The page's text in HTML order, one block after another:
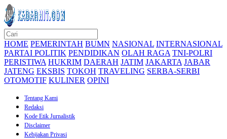
HOME PEMERINTAH BUMN NASIONAL INTERNASIONAL
PARTAI POLITIK PENDIDIKAN OLAH RAGA TNI-POLRI
PERISTIWA HUKRIM DAERAH JATIM JAKARTA JABAR
JATENG EKSBIS TOKOH TRAVELING SERBA-SERBI
OTOMOTIF KULINER OPINI
Tentang Kami
Redaksi
Kode Etik Jurnalistik
Disclaimer
Kebijakan Privasi